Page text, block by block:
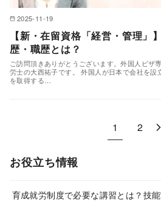
2025-11-19
【新・在留資格「経営・管理」
歴・職歴とは？
ご訪問頂きありがとうございます。外国人ビザ
労士の大西祐子です。 外国人が日本で会社を設
を取得する…
1 2
お役立ち情報
育成就労制度で必要な講習とは？技